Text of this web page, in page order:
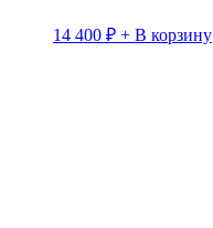
14 400 ₽ + В корзину